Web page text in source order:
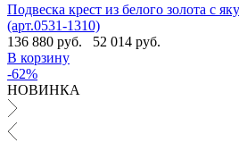
Подвеска крест из белого золота с
(арт.0531-1310)
136 880 руб.
52 014 руб.
В корзину
-62%
НОВИНКА